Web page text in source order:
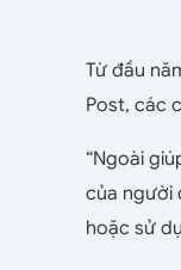
Từ đầu
Post, các
“Ngoài
của người
hoặc sử